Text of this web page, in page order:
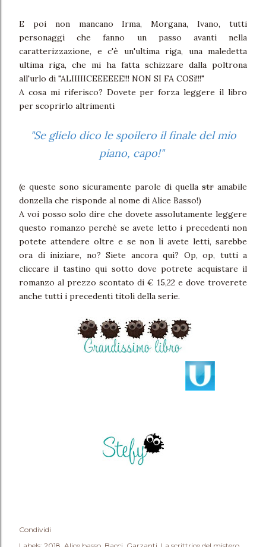
E poi non mancano Irma, Morgana, Ivano, tutti
personaggi che fanno un passo avanti nella
caratterizzazione, e c'è un'ultima riga, una maledetta
ultima riga, che mi ha fatta schizzare dalla poltrona
all'urlo di "ALIIIIICEEEEEE!!! NON SI FA COSì!!!"
A cosa mi riferisco? Dovete per forza leggere il libro
per scoprirlo altrimenti
"Se glielo dico le spoilero il finale del mio
piano, capo!"
(e queste sono sicuramente parole di quella str amabile
donzella che risponde al nome di Alice Basso!)
A voi posso solo dire che dovete assolutamente leggere
questo romanzo perché se avete letto i precedenti non
potete attendere oltre e se non li avete letti, sarebbe
ora di iniziare, no? Siete ancora qui? Op, op, tutti a
cliccare il tastino qui sotto dove potrete acquistare il
romanzo al prezzo scontato di € 15,22 e dove troverete
anche tutti i precedenti titoli della serie.
Condividi